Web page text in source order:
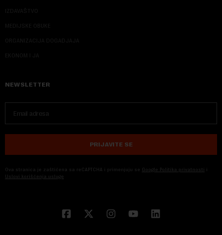
IZDAVAŠTVO
MEDIJSKE OBUKE
ORGANIZACIJA DOGADJAJA
EKONOM I JA
NEWSLETTER
PRIJAVITE SE
Ova stranica je zaštićena sa reCAPTCHA i primenjuju se Google Politika privatnosti i
Uslovi korišćenja usluge